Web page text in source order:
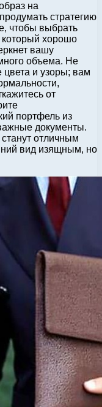
на
стратегию
чтобы выбрать
хорошо
вашу
объема. Не
и узоры; вам
от
портфель из
документы.
отличным
вид изящным, но